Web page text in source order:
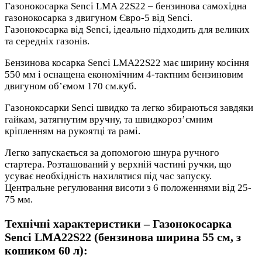
Газонокосарка Senci LMA 22S22 – бензинова самохідна
газонокосарка з двигуном Євро-5 від Senci.
Газонокосарка від Senci, ідеально підходить для великих
та середніх газонів.
Бензинова косарка Senci LMA22S22 має ширину косіння
550 мм і оснащена економічним 4-тактним бензиновим
двигуном об’ємом 170 см.куб.
Газонокосарки Senci швидко та легко збираються завдяки
гайкам, затягнутим вручну, та швидкороз’ємним
кріпленням на рукоятці та рамі.
Легко запускається за допомогою шнура ручного
стартера. Розташований у верхній частині ручки, що
усуває необхідність нахилятися під час запуску.
Центральне регулювання висоти з 6 положеннями від 25-
75 мм.
Технічні характеристики – Газонокосарка
Senci LMA22S22 (бензинова ширина 55 см, з
кошиком 60 л):